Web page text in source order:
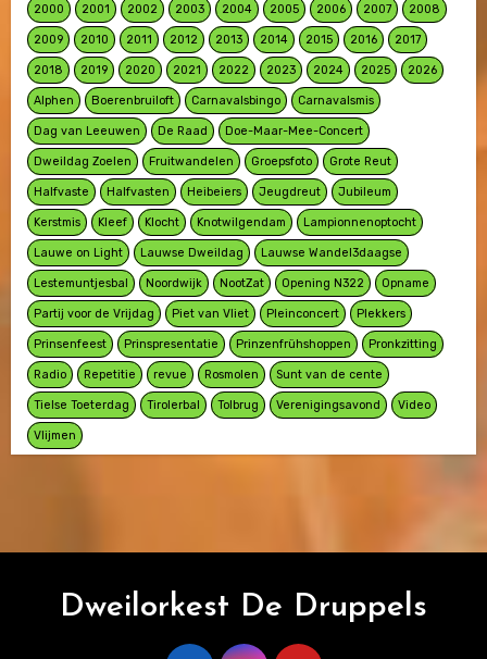
2000 2001 2002 2003 2004 2005 2006 2007 2008
2009 2010 2011 2012 2013 2014 2015 2016 2017
2018 2019 2020 2021 2022 2023 2024 2025 2026
Alphen Boerenbruiloft Carnavalsbingo Carnavalsmis
Dag van Leeuwen De Raad Doe-Maar-Mee-Concert
Dweildag Zoelen Fruitwandelen Groepsfoto Grote Reut
Halfvaste Halfvasten Heibeiers Jeugdreut Jubileum
Kerstmis Kleef Klocht Knotwilgendam Lampionnenoptocht
Lauwe on Light Lauwse Dweildag Lauwse Wandel3daagse
Lestemuntjesbal Noordwijk NootZat Opening N322 Opname
Partij voor de Vrijdag Piet van Vliet Pleinconcert Plekkers
Prinsenfeest Prinspresentatie Prinzenfrühshoppen Pronkzitting
Radio Repetitie revue Rosmolen Sunt van de cente
Tielse Toeterdag Tirolerbal Tolbrug Verenigingsavond Video
Vlijmen
Dweilorkest De Druppels